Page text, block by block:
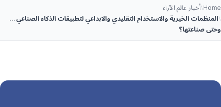
Home
\أخبار عالم الآراء
\المنظمات الخيرية والاستخدام التقليدي والابداعي لتطبيقات الذكاء الصناعي …
وحتى صناعتها؟